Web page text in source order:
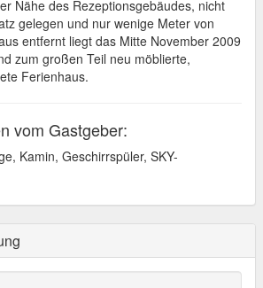
Nähe des Rezeptionsgebäudes, nicht
gelegen und nur wenige Meter von
entfernt liegt das Mitte November 2009
zum großen Teil neu möblierte,
Ferienhaus.
vom Gastgeber:
Kamin, Geschirrspüler, SKY-